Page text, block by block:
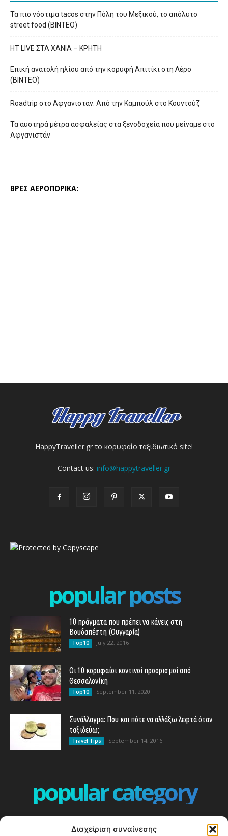
Διαχείριση συναίνεσης
Τα πιο νόστιμα tacos στην Πόλη του Μεξικού, το απόλυτο
street food (ΒΙΝΤΕΟ)
HT LIVE ΣΤΑ ΧΑΝΙΑ – ΚΡΗΤΗ
Επική ανατολή ηλίου από την κορυφή Απιτίκι στη Λέρο
(ΒΙΝΤΕΟ)
Roadtrip στο Αφγανιστάν: Από την Καμπούλ στο Κουντούζ
Τα αυστηρά μέτρα ασφαλείας στα ξενοδοχεία που μείναμε στο
Αφγανιστάν
ΒΡΕΣ ΑΕΡΟΠΟΡΙΚΑ:
HappyTraveller.gr το κορυφαίο ταξιδιωτικό site!
Contact us: info@happytraveller.gr
popular posts
10 πράγματα που πρέπει να κάνεις στη
Βουδαπέστη (Ουγγαρία)
Top10 July 22, 2016
Οι 10 κορυφαίοι κοντινοί προορισμοί από
Θεσσαλονίκη
Top10 September 11, 2020
Συνάλλαγμα: Που και πότε να αλλάξω λεφτά όταν
ταξιδεύω;
Travel Tips September 14, 2016
popular category